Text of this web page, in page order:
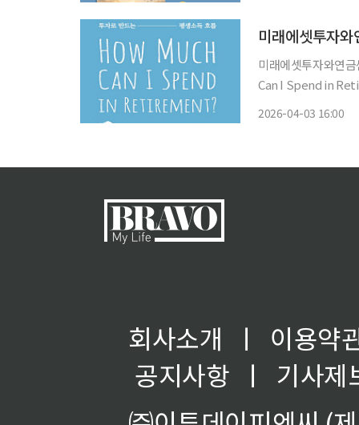
미래에셋투자
미래에셋투자와연
Can I Spend in
2026-04-03 16:00
회사소개 ㅣ
이용약
공지사항
ㅣ
기사제